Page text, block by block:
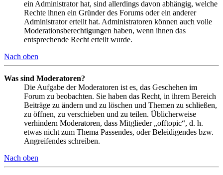
ein Administrator hat, sind allerdings davon abhängig, welche
Rechte ihnen ein Gründer des Forums oder ein anderer
Administrator erteilt hat. Administratoren können auch volle
Moderationsberechtigungen haben, wenn ihnen das
entsprechende Recht erteilt wurde.
Nach oben
Was sind Moderatoren?
Die Aufgabe der Moderatoren ist es, das Geschehen im
Forum zu beobachten. Sie haben das Recht, in ihrem Bereich
Beiträge zu ändern und zu löschen und Themen zu schließen,
zu öffnen, zu verschieben und zu teilen. Üblicherweise
verhindern Moderatoren, dass Mitglieder „offtopic“, d. h.
etwas nicht zum Thema Passendes, oder Beleidigendes bzw.
Angreifendes schreiben.
Nach oben